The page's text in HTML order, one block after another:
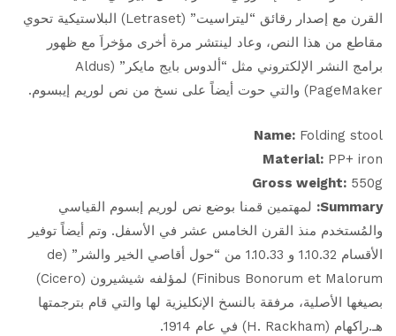
القرن مع إصدار رقائق “ليتراسيت” (Letraset) البلاستيكية تحوي
مقاطع من هذا النص، وعاد لينتشر مرة أخرى مؤخراَ مع ظهور
برامج النشر الإلكتروني مثل “ألدوس بايج مايكر” (Aldus
PageMaker) والتي حوت أيضاً على نسخ من نص لوريم إيبسوم.
Name: Folding stool
Material: PP+ iron
Gross weight: 550g
Summary: لمهتمين قمنا بوضع نص لوريم إبسوم القياسي
والمُستخدم منذ القرن الخامس عشر في الأسفل. وتم أيضاً توفير
الأقسام 1.10.32 و 1.10.33 من “حول أقاصي الخير والشر” (de
Finibus Bonorum et Malorum) لمؤلفه شيشيرون (Cicero)
بصيغها الأصلية، مرفقة بالنسخ الإنكليزية لها والتي قام بترجمتها
هـ.راكهام (H. Rackham) في عام 1914.